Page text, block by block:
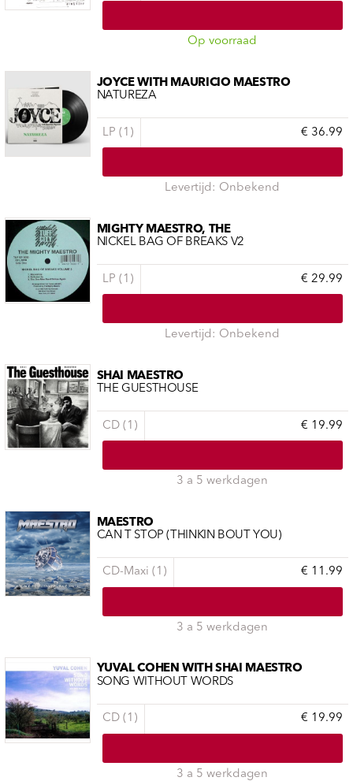
Op voorraad
JOYCE WITH MAURICIO MAESTRO
NATUREZA
LP (1) € 36.99
Levertijd: Onbekend
MIGHTY MAESTRO, THE
NICKEL BAG OF BREAKS V2
LP (1) € 29.99
Levertijd: Onbekend
SHAI MAESTRO
THE GUESTHOUSE
CD (1) € 19.99
3 a 5 werkdagen
MAESTRO
CAN T STOP (THINKIN BOUT YOU)
CD-Maxi (1) € 11.99
3 a 5 werkdagen
YUVAL COHEN WITH SHAI MAESTRO
SONG WITHOUT WORDS
CD (1) € 19.99
3 a 5 werkdagen